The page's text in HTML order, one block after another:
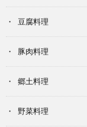
豆腐料理
豚肉料理
郷土料理
野菜料理